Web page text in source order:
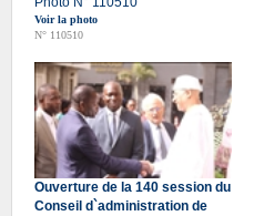
Voir la photo
N° 110510
Ouverture de la 140 session du
Conseil d`administration de